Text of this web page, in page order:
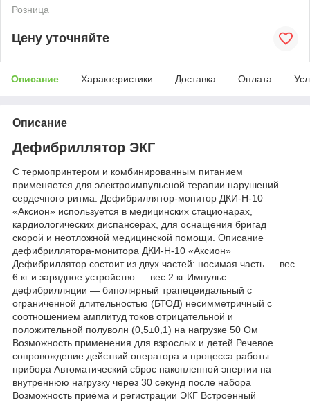
Розница
Цену уточняйте
Описание Характеристики Доставка Оплата
Описание
Дефибриллятор ЭКГ
C термопринтером и комбинированным питанием
применяется для электроимпульсной терапии нарушений
сердечного ритма. Дефибриллятор-монитор ДКИ-Н-10
«Аксион» используется в медицинских стационарах,
кардиологических диспансерах, для оснащения бригад
скорой и неотложной медицинской помощи. Описание
дефибриллятора-монитора ДКИ-Н-10 «Аксион»
Дефибриллятор состоит из двух частей: носимая часть — вес
6 кг и зарядное устройство — вес 2 кг Импульс
дефибрилляции — биполярный трапецеидальный с
ограниченной длительностью (БТОД) несимметричный с
соотношением амплитуд токов отрицательной и
положительной полуволн (0,5±0,1) на нагрузке 50 Ом
Возможность применения для взрослых и детей Речевое
сопровождение действий оператора и процесса работы
прибора Автоматический сброс накопленной энергии на
внутреннюю нагрузку через 30 секунд после набора
Возможность приёма и регистрации ЭКГ Встроенный